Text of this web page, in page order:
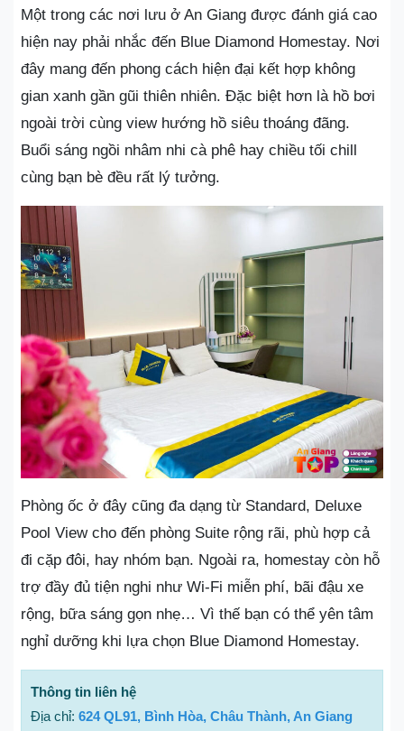
Một trong các nơi lưu ở An Giang được đánh giá cao
hiện nay phải nhắc đến Blue Diamond Homestay. Nơi
đây mang đến phong cách hiện đại kết hợp không
gian xanh gần gũi thiên nhiên. Đặc biệt hơn là hồ bơi
ngoài trời cùng view hướng hồ siêu thoáng đãng.
Buổi sáng ngồi nhâm nhi cà phê hay chiều tối chill
cùng bạn bè đều rất lý tưởng.
Phòng ốc ở đây cũng đa dạng từ Standard, Deluxe
Pool View cho đến phòng Suite rộng rãi, phù hợp cả
đi cặp đôi, hay nhóm bạn. Ngoài ra, homestay còn hỗ
trợ đầy đủ tiện nghi như Wi-Fi miễn phí, bãi đậu xe
rộng, bữa sáng gọn nhẹ… Vì thế bạn có thể yên tâm
nghỉ dưỡng khi lựa chọn Blue Diamond Homestay.
Thông tin liên hệ
Địa chỉ: 624 QL91, Bình Hòa, Châu Thành, An Giang